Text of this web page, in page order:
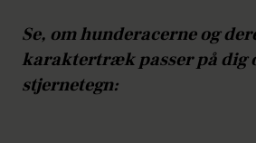
Se, om hunderacerne og
karaktertræk passer på dig
stjernetegn: